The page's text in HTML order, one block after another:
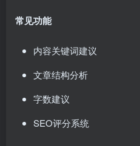
常见功能
内容关键词建议
文章结构分析
字数建议
SEO评分系统